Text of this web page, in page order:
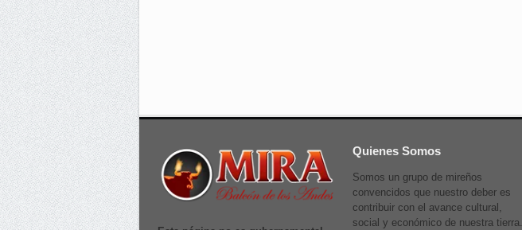
Quienes Somos
Somos un grupo de mireños
convencidos que nuestro deber es
contribuir con el avance cultural,
social y económico de nuestra tierra.